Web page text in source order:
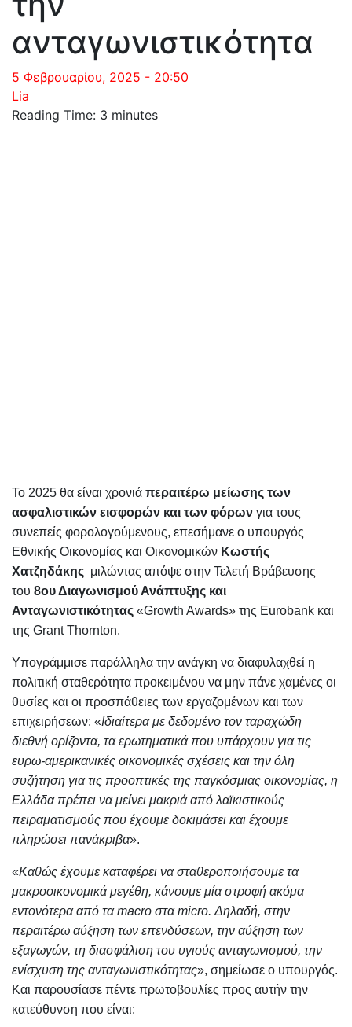
ανταγωνιστικότητα
5 Φεβρουαρίου, 2025 - 20:50
Lia
Reading Time: 3 minutes
Το 2025 θα είναι χρονιά περαιτέρω μείωσης των
ασφαλιστικών εισφορών και των φόρων για τους
συνεπείς φορολογούμενους, επεσήμανε ο υπουργός
Εθνικής Οικονομίας και Οικονομικών Κωστής
Χατζηδάκης μιλώντας απόψε στην Τελετή Βράβευσης
του 8ου Διαγωνισμού Ανάπτυξης και
Ανταγωνιστικότητας «Growth Awards» της Eurobank και
της Grant Thornton.
Υπογράμμισε παράλληλα την ανάγκη να διαφυλαχθεί η
πολιτική σταθερότητα προκειμένου να μην πάνε χαμένες οι
θυσίες και οι προσπάθειες των εργαζομένων και των
επιχειρήσεων: «Ιδιαίτερα με δεδομένο τον ταραχώδη
διεθνή ορίζοντα, τα ερωτηματικά που υπάρχουν για τις
ευρω-αμερικανικές οικονομικές σχέσεις και την όλη
συζήτηση για τις προοπτικές της παγκόσμιας οικονομίας, η
Ελλάδα πρέπει να μείνει μακριά από λαϊκιστικούς
πειραματισμούς που έχουμε δοκιμάσει και έχουμε
πληρώσει πανάκριβα».
«Καθώς έχουμε καταφέρει να σταθεροποιήσουμε τα
μακροοικονομικά μεγέθη, κάνουμε μία στροφή ακόμα
εντονότερα από τα macro στα micro. Δηλαδή, στην
περαιτέρω αύξηση των επενδύσεων, την αύξηση των
εξαγωγών, τη διασφάλιση του υγιούς ανταγωνισμού, την
ενίσχυση της ανταγωνιστικότητας», σημείωσε ο υπουργός.
Και παρουσίασε πέντε πρωτοβουλίες προς αυτήν την
κατεύθυνση που είναι: